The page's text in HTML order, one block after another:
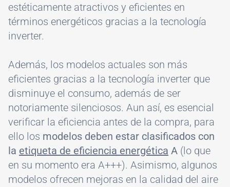
estéticamente atractivos y eficientes en
términos energéticos gracias a la tecnología
inverter.
Además, los modelos actuales son más
eficientes gracias a la tecnología inverter que
disminuye el consumo, además de ser
notoriamente silenciosos. Aun así, es esencial
verificar la eficiencia antes de la compra, para
ello los modelos deben estar clasificados con
la etiqueta de eficiencia energética A (lo que
en su momento era A+++). Asimismo, algunos
modelos ofrecen mejoras en la calidad del aire